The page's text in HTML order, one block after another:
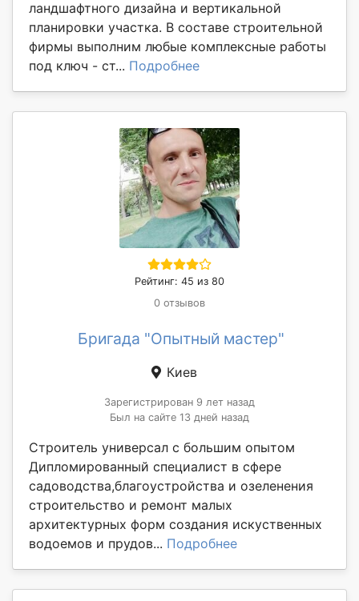
ландшафтного дизайна и вертикальной
планировки участка. В составе строительной
фирмы выполним любые комплексные работы
под ключ - ст... Подробнее
Рейтинг: 45 из 80
0 отзывов
Бригада "Опытный мастер"
Киев
Зарегистрирован 9 лет назад
Был на сайте 13 дней назад
Строитель универсал с большим опытом
Дипломированный специалист в сфере
садоводства,благоустройства и озеленения
строительство и ремонт малых
архитектурных форм создания искуственных
водоемов и прудов... Подробнее